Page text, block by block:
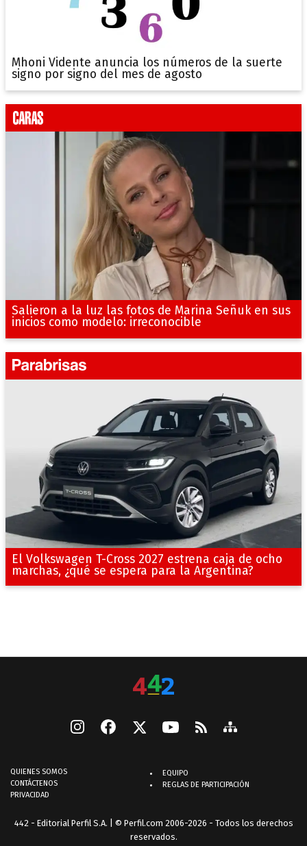
Mhoni Vidente anuncia los números de la suerte
signo por signo del mes de agosto
Salieron a la luz las fotos de Marina Señuk en sus
inicios como modelo: irreconocible
El Volkswagen T-Cross 2027 estrena caja de ocho
marchas, ¿qué se espera para la Argentina?
QUIENES SOMOS
CONTÁCTENOS
PRIVACIDAD
EQUIPO
REGLAS DE PARTICIPACIÓN
442 - Editorial Perfil S.A. | © Perfil.com 2006-2026 - Todos los derechos
reservados.